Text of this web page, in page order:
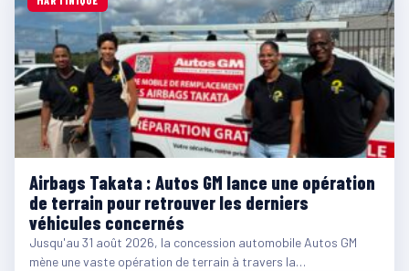
Airbags Takata : Autos GM lance une opération
de terrain pour retrouver les derniers
véhicules concernés
Jusqu'au 31 août 2026, la concession automobile Autos GM
mène une vaste opération de terrain à travers la…